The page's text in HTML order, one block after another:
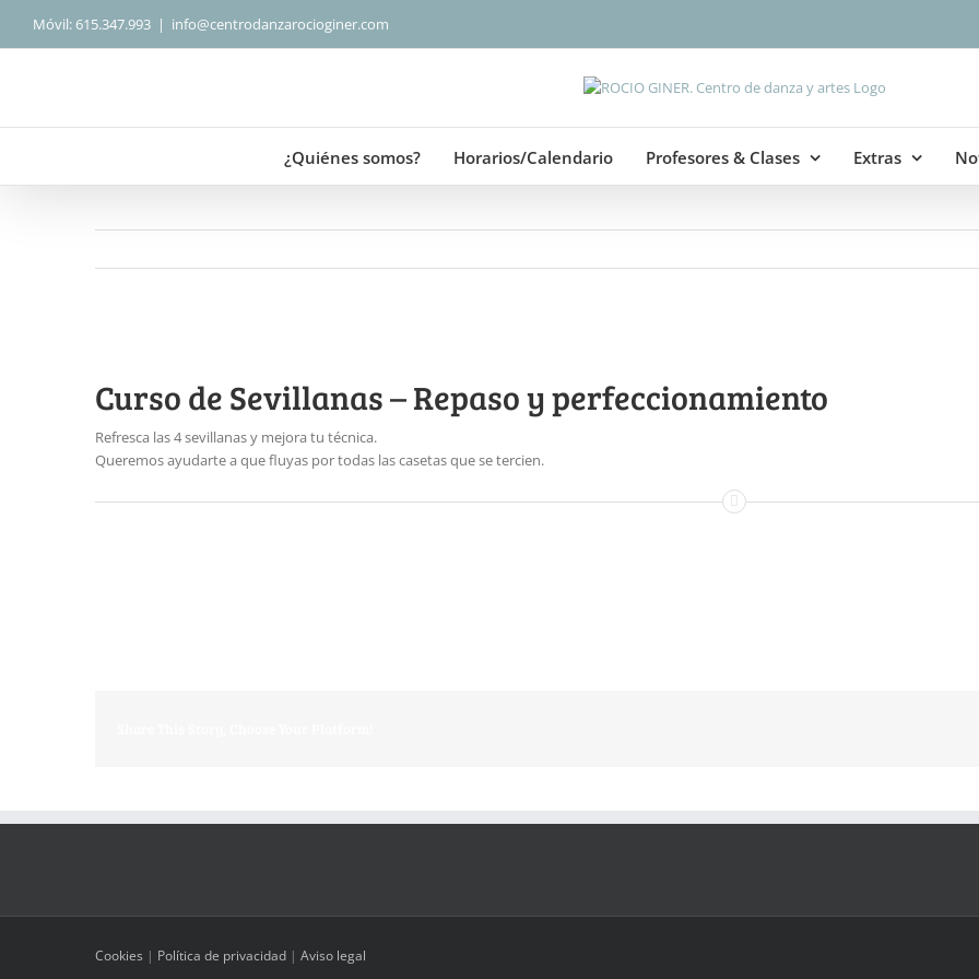
contenido
Móvil: 615.347.993 | info@centrodanzarocioginer.com
¿Quiénes somos? Horarios/Calendario Profesores & Clases Extras
Curso de Sevillanas – Repaso y perfeccionamiento
Refresca las 4 sevillanas y mejora tu técnica.
Queremos ayudarte a que fluyas por todas las casetas que se tercien.
Cookies | Política de privacidad | Aviso legal